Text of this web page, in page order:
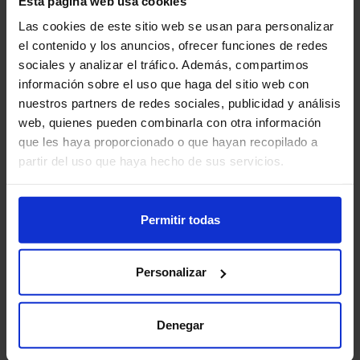
Las cookies de este sitio web se usan para personalizar
el contenido y los anuncios, ofrecer funciones de redes
sociales y analizar el tráfico. Además, compartimos
información sobre el uso que haga del sitio web con
nuestros partners de redes sociales, publicidad y análisis
web, quienes pueden combinarla con otra información
que les haya proporcionado o que hayan recopilado a
partir del uso que haya hecho de sus servicios.
Permitir todas
Personalizar
Denegar
El uso por parte de Pupilz y la transferencia a cualquier otra
aplicación de la información recibida de las APIs de Google se ajusta
a laPolítica de Datos de Usuario de los Servicios de API de Google
incluidos los requisitos de Uso Limitado.
Contacto Blog